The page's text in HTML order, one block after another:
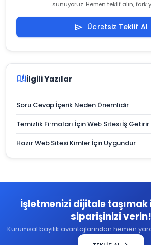
sunuyoruz. Hemen teklif alın, fark
send Ücretsiz Teklif Al
auto_storiesİlgili Yazılar
Soru Cevap İçerik Neden Önemlidir
Temizlik Firmaları İçin Web Sitesi İş Getirir
Hazır Web Sitesi Kimler İçin Uygundur
İşletmenizi dijitale taşımak
siparişinizi verin!
Kurumsal bayilik avantajlarından hemen